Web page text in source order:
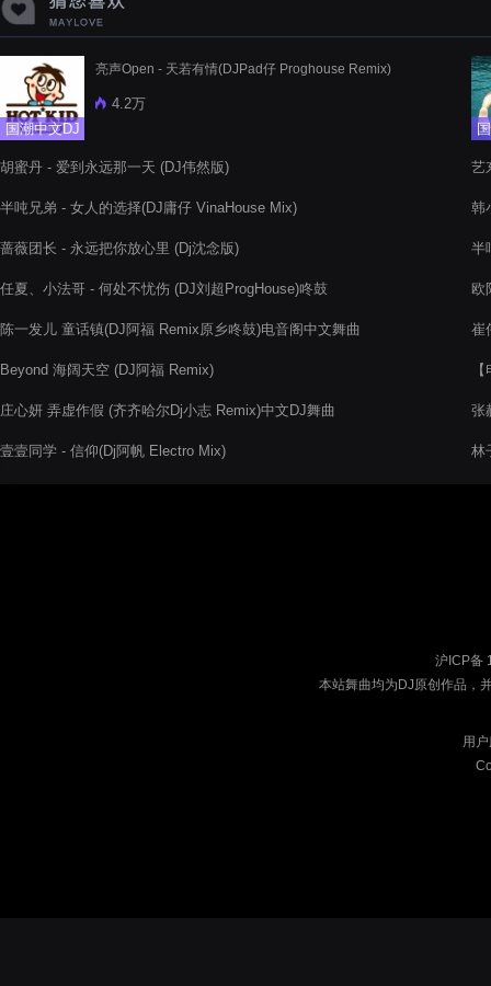
国潮中文DJ
亮声Open - 天若有情(DJPad仔 Proghouse Remix)
4.2万
胡蜜丹 - 爱到永远那一天 (DJ伟然版)
半吨兄弟 - 女人的选择(DJ庸仔 VinaHouse Mix)
蔷薇团长 - 永远把你放心里 (Dj沈念版)
任夏、小法哥 - 何处不忧伤 (DJ刘超ProgHouse)咚鼓
陈一发儿 童话镇(DJ阿福 Remix原乡咚鼓)电音阁中文舞曲
Beyond 海阔天空 (DJ阿福 Remix)
庄心妍 弄虚作假 (齐齐哈尔Dj小志 Remix)中文DJ舞曲
壹壹同学 - 信仰(Dj阿帆 Electro Mix)
艺
韩
半
欧
崔
张
林
沪ICP备
本站舞曲均为DJ原创作品，
用